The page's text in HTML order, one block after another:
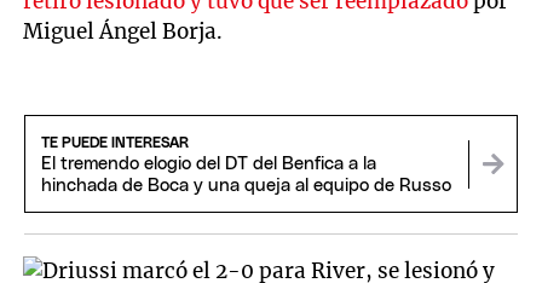
Miguel Ángel Borja.
TE PUEDE INTERESAR
El tremendo elogio del DT del Benfica a la
hinchada de Boca y una queja al equipo de Russo